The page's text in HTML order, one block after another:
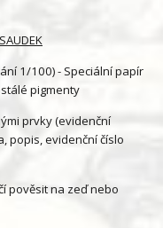
1/100) - Speciální papír
pigmenty
prvky (evidenční
popis, evidenční číslo
pověsit na zeď nebo